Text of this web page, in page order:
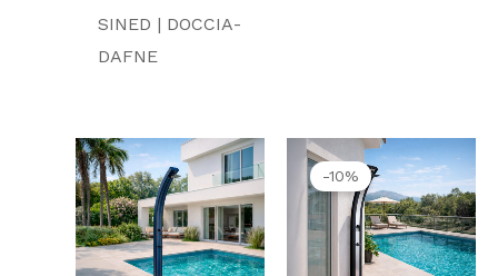
SINED | DOCCIA-
DAFNE
-10%
Il
prezzo
originale
era:
549.00 €.
prezzo
attuale
è:
494.10